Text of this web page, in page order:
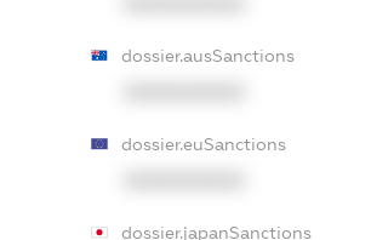
dossier.ausSanctions
dossier.euSanctions
dossier.japanSanctions